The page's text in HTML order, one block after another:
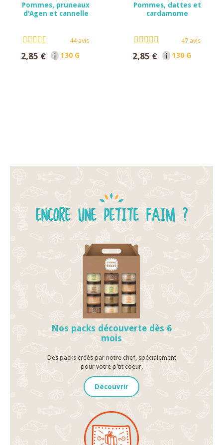
Pommes, pruneaux
d'Agen et cannelle
44 avis
2,85 € 130 G NET
Pommes, dattes et
cardamome
47 avis
2,85 € 130 G NET
ENCORE UNE PETITE FAIM ?
Nos packs découverte dès 6
mois
Des packs créés par notre chef, spécialement
pour votre p'tit coeur.
Découvrir